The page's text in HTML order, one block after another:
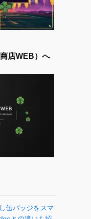
店WEB）へ
缶バッジをスマ